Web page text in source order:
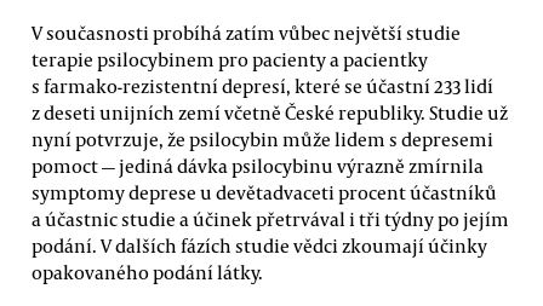
V současnosti probíhá zatím vůbec největší studie
terapie psilocybinem pro pacienty a pacientky
s farmako-rezistentní depresí, které se účastní 233 lidí
z deseti unijních zemí včetně České republiky. Studie už
nyní potvrzuje, že psilocybin může lidem s depresemi
pomoct — jediná dávka psilocybinu výrazně zmírnila
symptomy deprese u devětadvaceti procent účastníků
a účastnic studie a účinek přetrvával i tři týdny po jejím
podání. V dalších fázích studie vědci zkoumají účinky
opakovaného podání látky.